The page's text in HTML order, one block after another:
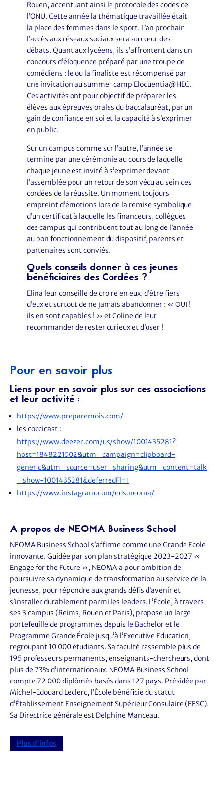
Rouen, accentuant ainsi le protocole des codes de
l’ONU. Cette année la thématique travaillée était
la place des femmes dans le sport. L’an prochain
l’accès aux réseaux sociaux sera au cœur des
débats. Quant aux lycéens, ils s’affrontent dans un
concours d’éloquence préparé par une troupe de
comédiens : le ou la finaliste est récompensé par
une invitation au summer camp Eloquentia@HEC.
Ces activités ont pour objectif de préparer les
élèves aux épreuves orales du baccalauréat, par un
gain de confiance en soi et la capacité à s’exprimer
en public.
Sur un campus comme sur l’autre, l’année se
termine par une cérémonie au cours de laquelle
chaque jeune est invité à s’exprimer devant
l’assemblée pour un retour de son vécu au sein des
cordées de la réussite. Un moment toujours
empreint d’émotions lors de la remise symbolique
d’un certificat à laquelle les financeurs, collègues
des campus qui contribuent tout au long de l’année
au bon fonctionnement du dispositif, parents et
partenaires sont conviés.
Quels conseils donner à ces jeunes
bénéficiaires des Cordées ?
Elina leur conseille de croire en eux, d’être fiers
d’eux et surtout de ne jamais abandonner : « OUI !
ils en sont capables ! » et Coline de leur
recommander de rester curieux et d’oser !
Pour en savoir plus
Liens pour en savoir plus sur ces associations
et leur activité :
https://www.preparemois.com/
les coccicast :
https://www.deezer.com/us/show/1001435281?
host=1848221502&utm_campaign=clipboard-
generic&utm_source=user_sharing&utm_content=talk
_show-1001435281&deferredFl=1
https://www.instagram.com/eds.neoma/
A propos de NEOMA Business School
NEOMA Business School s’affirme comme une Grande Ecole
innovante. Guidée par son plan stratégique 2023-2027 «
Engage for the Future », NEOMA a pour ambition de
poursuivre sa dynamique de transformation au service de la
jeunesse, pour répondre aux grands défis d’avenir et
s’installer durablement parmi les leaders. L’École, à travers
ses 3 campus (Reims, Rouen et Paris), propose un large
portefeuille de programmes depuis le Bachelor et le
Programme Grande École jusqu’à l’Executive Education,
regroupant 10 000 étudiants. Sa faculté rassemble plus de
195 professeurs permanents, enseignants-chercheurs, dont
plus de 73% d’internationaux. NEOMA Business School
compte 72 000 diplômés basés dans 127 pays. Présidée par
Michel-Edouard Leclerc, l’École bénéficie du statut
d’Établissement Enseignement Supérieur Consulaire (EESC).
Sa Directrice générale est Delphine Manceau.
Plus d'infos